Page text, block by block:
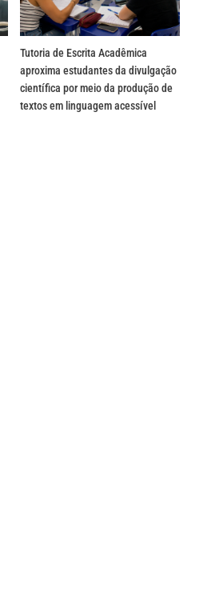
Tutoria de Escrita Acadêmica
aproxima estudantes da divulgação
científica por meio da produção de
textos em linguagem acessível